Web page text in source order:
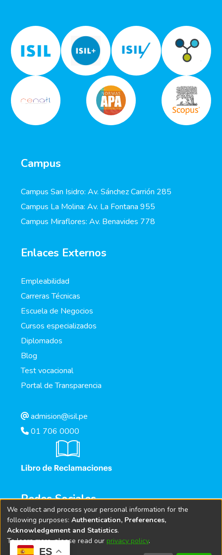
ES
Campus
Campus San Isidro: Av. Sánchez Carrión 285
Campus La Molina: Av. La Fontana 955
Campus Miraflores: Av. Benavides 778
Enlaces Externos
Empleabilidad
Carreras Técnicas
Escuela de Negocios
Cursos especializados
Diplomados
Blog
Test vocacional
Portal de Transparencia
admision@isil.pe
01 706 0000
Redes Sociales
We collect and process your personal information for the
following purposes: Authentication, Preferences,
Acknowledgement and Statistics.
To learn more, please read our privacy policy.